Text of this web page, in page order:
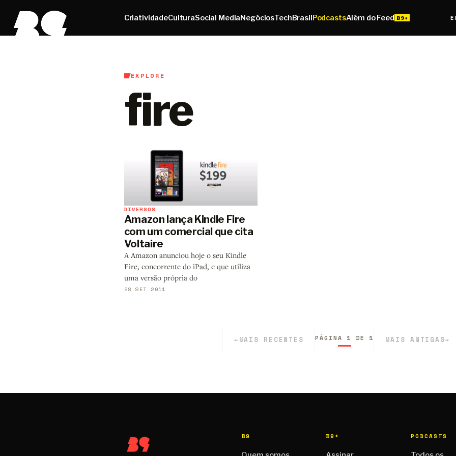
CriatividadeCulturaSocial MediaNegóciosTechBrasilPodcastsAlém do Feed
EXPLORE
fire
DIVERSOS
Amazon lança Kindle Fire
com um comercial que cita
Voltaire
A Amazon anunciou hoje o seu Kindle
Fire, concorrente do iPad, e que utiliza
uma versão própria do
28 SET 2011
←MAIS RECENTES PÁGINA 1 DE 1 MAIS ANTIGAS→
B9 B9+ PODCASTS